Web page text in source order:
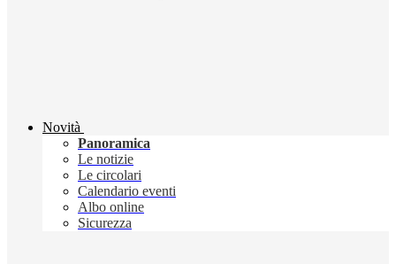
Novità
Panoramica
Le notizie
Le circolari
Calendario eventi
Albo online
Sicurezza